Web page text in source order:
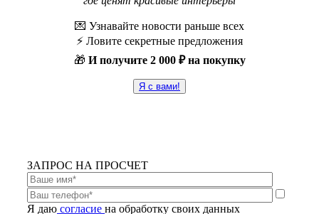
💌 Узнавайте новости раньше всех
⚡️ Ловите секретные предложения
🎁 И получите 2 000 ₽ на покупку
Я с вами!
ЗАПРОС НА ПРОСЧЕТ
Я даю согласие на обработку своих данных